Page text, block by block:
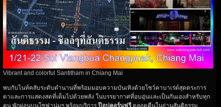
Vibrant and colorful Santitham in Chiang Mai
พบกับไนท์คลับระดับตำนานที่พร้อมมอบความบันเทิงด้วยโชว์คาบาเร่ต์สุดตระการ
ตาและการแสดงสดที่เต็มไปด้วยพลัง ในบรรยากาศที่อบอุ่นและเป็นกันเองสำหรับทุก
คน พักผ่อนบนโซฟานุ่มๆ พร้อมบริการ ป๊อปคอร์นฟรีตลอดคืนในย่านสันติธรรม